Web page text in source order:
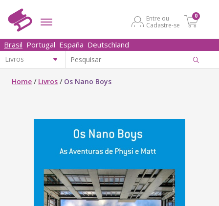
Entre ou
Cadastre-se
0
Brasil Portugal España Deutschland
Home / Livros / Os Nano Boys